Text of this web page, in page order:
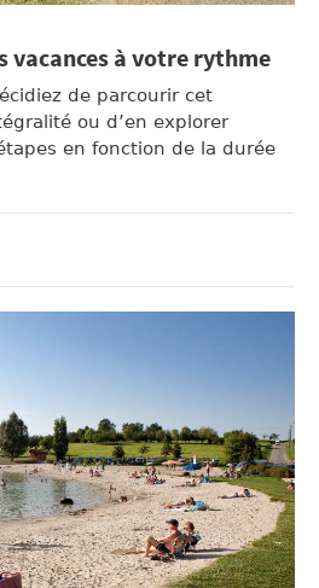
vacances à votre rythme
de parcourir cet
ou d’en explorer
en fonction de la durée